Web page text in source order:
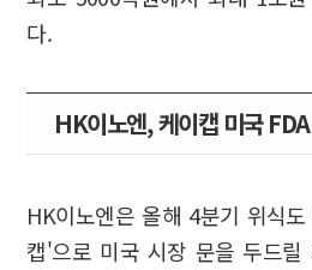
다.
HK이노엔, 케이캡 미국
HK이노엔은 올해 4분기 위식
캡'으로 미국 시장 문을 두드릴